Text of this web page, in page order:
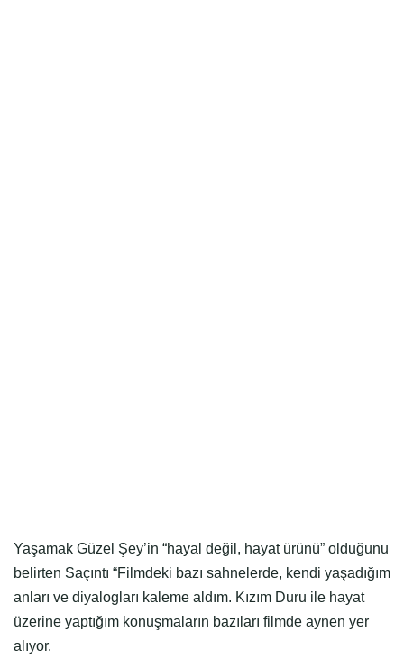
Yaşamak Güzel Şey’in “hayal değil, hayat ürünü” olduğunu
belirten Saçıntı “Filmdeki bazı sahnelerde, kendi yaşadığım
anları ve diyalogları kaleme aldım. Kızım Duru ile hayat
üzerine yaptığım konuşmaların bazıları filmde aynen yer
alıyor.